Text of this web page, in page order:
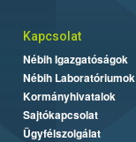
Kapcsolat
Nébih Igazgatóságok
Nébih Laboratóriumok
Kormányhivatalok
Sajtókapcsolat
Ügyfélszolgálat